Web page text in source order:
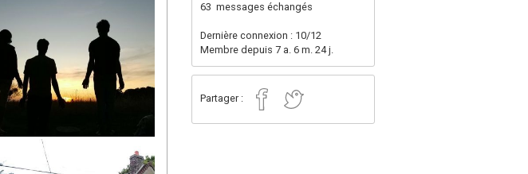
63 messages échangés
Dernière connexion : 10/12
Membre depuis 7 a. 6 m. 24 j.
Partager :